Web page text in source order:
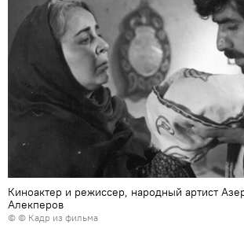
Киноактер и режиссер, народный артист
Алекперов
© © Кадр из фильма